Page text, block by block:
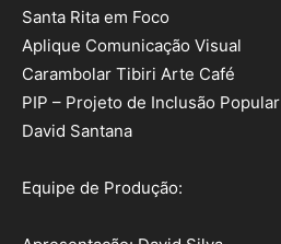
Santa Rita em Foco
Aplique Comunicação Visual
Carambolar Tibiri Arte Café
PIP – Projeto de Inclusão Popular
David Santana
Equipe de Produção: